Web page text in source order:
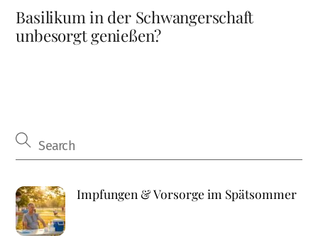
Basilikum in der Schwangerschaft
unbesorgt genießen?
Impfungen & Vorsorge im Spätsommer